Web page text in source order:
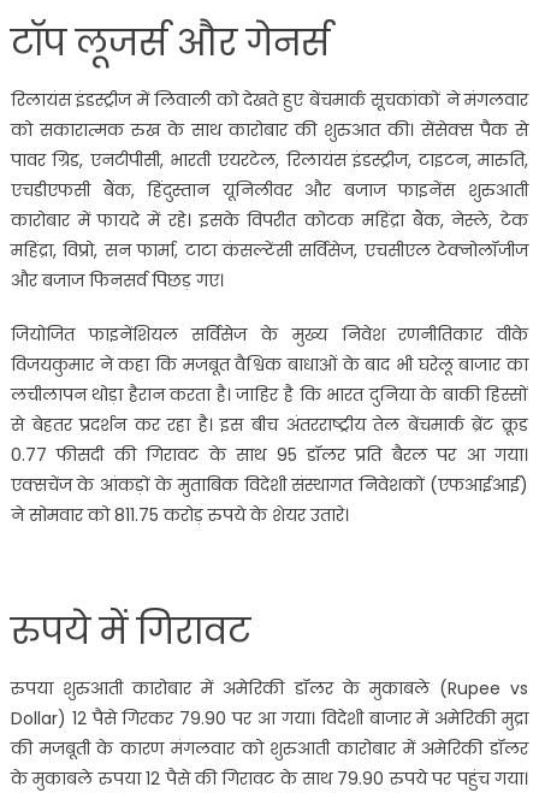
टॉप लूजर्स और गेनर्स
रिलायंस इंडस्ट्रीज में लिवाली को देखते हुए बेंचमार्क सूचकांकों ने मंगलवार
को सकारात्मक रुख के साथ कारोबार की शुरुआत की। सेंसेक्स पैक से
पावर ग्रिड, एनटीपीसी, भारती एयरटेल, रिलायंस इंडस्ट्रीज, टाइटन, मारुति,
एचडीएफसी बैंक, हिंदुस्तान यूनिलीवर और बजाज फाइनेंस शुरुआती
कारोबार में फायदे में रहे। इसके विपरीत कोटक महिंद्रा बैंक, नेस्ले, टेक
महिंद्रा, विप्रो, सन फार्मा, टाटा कंसल्टेंसी सर्विसेज, एचसीएल टेक्नोलॉजीज
और बजाज फिनसर्व पिछड़ गए।
जियोजित फाइनेंशियल सर्विसेज के मुख्य निवेश रणनीतिकार वीके
विजयकुमार ने कहा कि मजबूत वैश्विक बाधाओं के बाद भी घरेलू बाजार का
लचीलापन थोड़ा हैरान करता है। जाहिर है कि भारत दुनिया के बाकी हिस्सों
से बेहतर प्रदर्शन कर रहा है। इस बीच अंतरराष्ट्रीय तेल बेंचमार्क ब्रेंट क्रूड
0.77 फीसदी की गिरावट के साथ 95 डॉलर प्रति बैरल पर आ गया।
एक्सचेंज के आंकड़ों के मुताबिक विदेशी संस्थागत निवेशकों (एफआईआई)
ने सोमवार को 811.75 करोड़ रुपये के शेयर उतारे।
रुपये में गिरावट
रुपया शुरुआती कारोबार में अमेरिकी डॉलर के मुकाबले (Rupee vs
Dollar) 12 पैसे गिरकर 79.90 पर आ गया। विदेशी बाजार में अमेरिकी मुद्रा
की मजबूती के कारण मंगलवार को शुरुआती कारोबार में अमेरिकी डॉलर
के मुकाबले रुपया 12 पैसे की गिरावट के साथ 79.90 रुपये पर पहुंच गया।